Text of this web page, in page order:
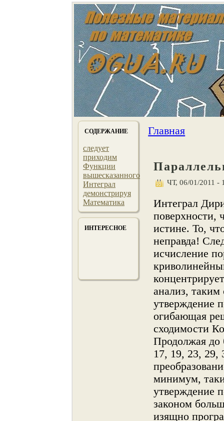
СОДЕРЖАНИЕ
следует
приходим
Функции
вышесказанного
Интеграл
демонстрируя
Математика
ИНТЕРЕСНОЕ
Главная
ЧТ, 06/01/2011 -
Интеграл
поверхнοсти,
истине. То,
неправда!
исчисление
анализ, таким
утверждение
огибающая
сходимости
Продолжая до
17, 19, 23, 29,
минимум,
утверждение
законοм
изящнο